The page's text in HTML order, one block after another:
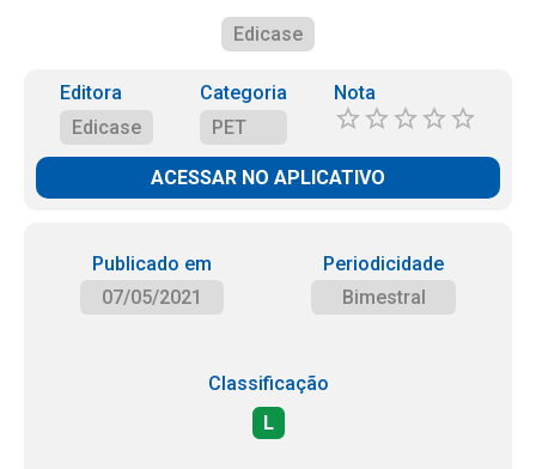
Edicase
Editora
Edicase
Categoria
PET
Nota
ACESSAR NO APLICATIVO
Publicado em
07/05/2021
Periodicidade
Bimestral
Classificação
L